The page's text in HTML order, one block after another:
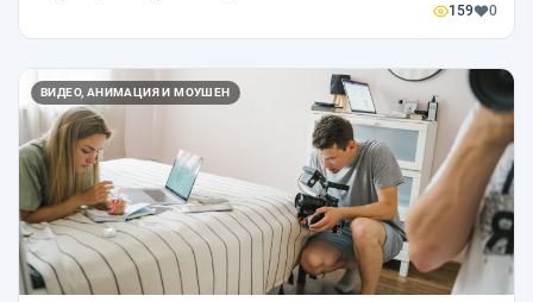
159 0
ВИДЕО, АНИМАЦИЯ И МОУШЕН